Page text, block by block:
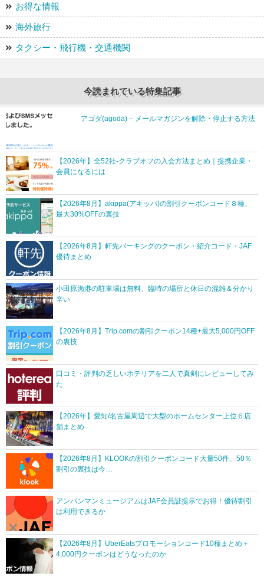
お得な情報
海外旅行
タクシー・飛行機・交通機関
今読まれている特集記事
アゴダ(agoda) – メールマガジンを解除・停止する方法
【2026年】全52社-クラブオフの入会方法まとめ｜提携企業・
会員になるには
【2026年8月】akippa(アキッパ)の割引クーポンコード８種、
最大30%OFFの裏技
【2026年8月】軒先パーキングのクーポン・紹介コード・JAF
優待まとめ
小田原漁港の駐車場は無料、臨時の場所と休日の混雑＆分かり
辛い
【2026年8月】Trip.comの割引クーポン14種+最大5,000円OFF
の裏技
口コミ・評判の乏しいホテリアを二人で真剣にレビューしてみ
た
【2026年】愛知/名古屋周辺で大型のホームセンター上位６店
舗まとめ
【2026年8月】KLOOKの割引クーポンコード大量50件、50％
割引の裏技は今…
アンパンマンミュージアムはJAF会員証提示でお得！優待割引
は利用できるか
【2026年8月】UberEatsプロモーションコード10種まとめ＋
4,000円クーポンはどうなったのか